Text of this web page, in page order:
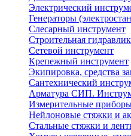
Электрический
Генераторы
Слесарный инструмент
Строительная
Сетевой инструмент
Крепежный инструмент
Экипировка, средства
Сантехнический
Арматура СИП.
Измерительные
Нейлоновые стяжки и
Стальные стяжки и